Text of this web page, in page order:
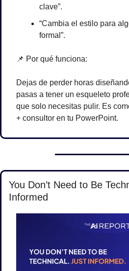
clave”.
“Cambia el estilo para
formal”.
📌 Por qué funciona:
Dejas de perder horas
pasas a tener un esqueleto
que solo necesitas pulir. Es
+ consultor en tu PowerPoint.
You Don’t Need to Be
Informed